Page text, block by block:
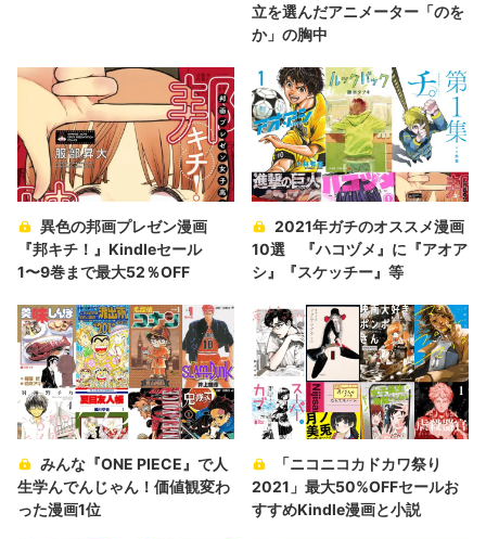
立を選んだアニメーター「のを
か」の胸中
異色の邦画プレゼン漫画
『邦キチ！』Kindleセール
1〜9巻まで最大52％OFF
2021年ガチのオススメ漫画
10選 『ハコヅメ』に『アオア
シ』『スケッチー』等
みんな『ONE PIECE』で人
生学んでんじゃん！価値観変わ
った漫画1位
「ニコニコカドカワ祭り
2021」最大50%OFFセールお
すすめKindle漫画と小説